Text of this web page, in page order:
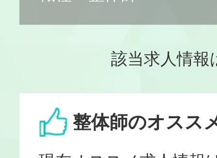
該当求人情
整体師のオスス